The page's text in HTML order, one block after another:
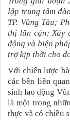
lập trung tâm
TP. Vũng Tàu;
thị lân cận; Xây
động và biện
trợ kịp thời cho
Với chiến lược
các bên liên
sinh lao động
là một trong
thực và có chiều